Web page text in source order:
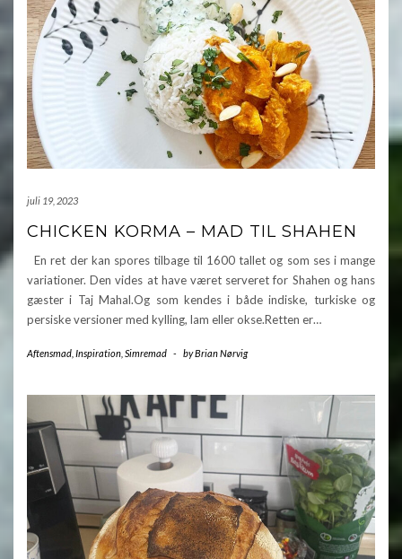
juli 19, 2023
CHICKEN KORMA – MAD TIL SHAHEN
En ret der kan spores tilbage til 1600 tallet og som ses i mange
variationer. Den vides at have været serveret for Shahen og hans
gæster i Taj Mahal.Og som kendes i både indiske, turkiske og
persiske versioner med kylling, lam eller okse.Retten er…
Aftensmad Inspiration Simremad - byBrian Nørvig